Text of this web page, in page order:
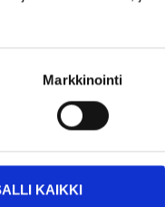
Markkinointi
KAIKKI
95
2 m